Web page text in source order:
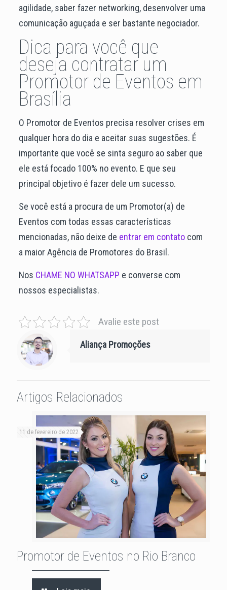
agilidade, saber fazer networking, desenvolver uma
comunicação aguçada e ser bastante negociador.
Dica para você que
deseja contratar um
Promotor de Eventos em
Brasília
O Promotor de Eventos precisa resolver crises em
qualquer hora do dia e aceitar suas sugestões. É
importante que você se sinta seguro ao saber que
ele está focado 100% no evento. E que seu
principal objetivo é fazer dele um sucesso.
Se você está a procura de um Promotor(a) de
Eventos com todas essas características
mencionadas, não deixe de entrar em contatocom
a maior Agência de Promotores do Brasil.
Nos CHAME NO WHATSAPP e converse com
nossos especialistas.
Avalie este post
Aliança Promoções
Artigos Relacionados
11 de fevereiro de 2022
Promotor de Eventos no Rio Branco